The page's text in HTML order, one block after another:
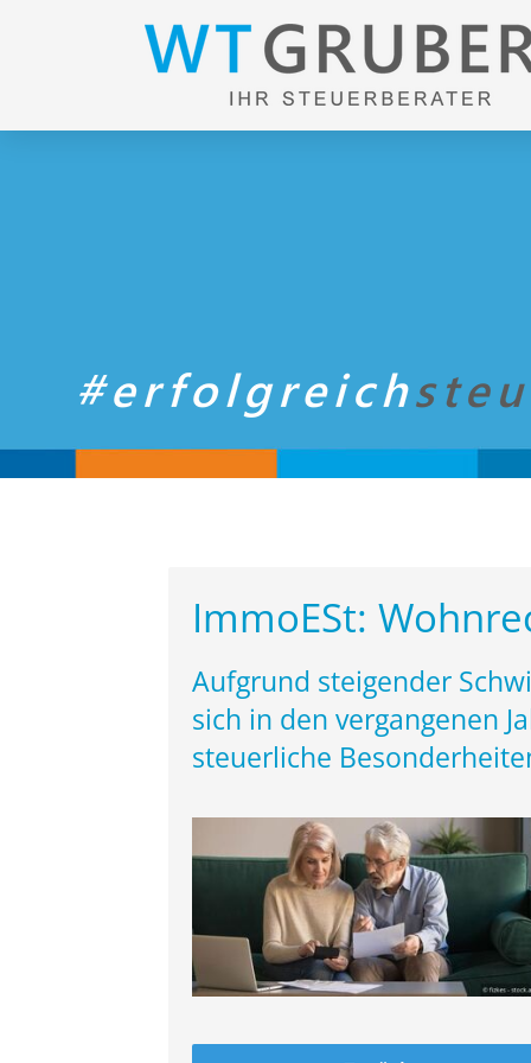
ImmoESt:
Aufgrund steigender
sich in den vergangenen
steuerliche